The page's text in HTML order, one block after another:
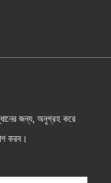
জন্য, অনুগ্রহ করে
করব।